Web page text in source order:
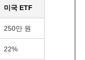
미국 ETF
250만 원
22%